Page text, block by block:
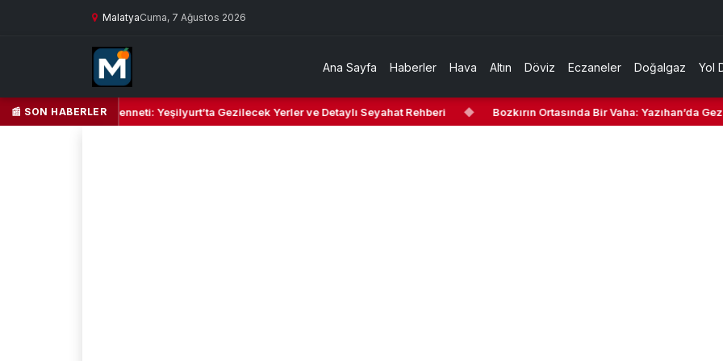
MalatyaCuma, 7 Ağustos 2026
Ana Sayfa Haberler Hava Altın Döviz Eczaneler Doğalgaz Yol
📰 SON HABERLER
Kalbi ve Kültür Cenneti: Yeşilyurt’ta Gezilecek Yerler ve Detaylı Seyahat Rehberi ◆ Bozkırın Ortasında Bir Vaha: Yazıhan’da